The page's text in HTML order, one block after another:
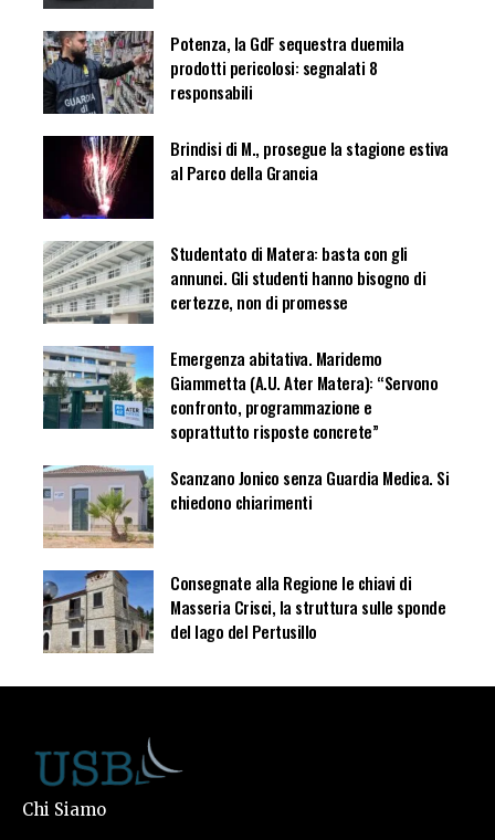
Potenza, la GdF sequestra duemila
prodotti pericolosi: segnalati 8
responsabili
Brindisi di M., prosegue la stagione estiva
al Parco della Grancia
Studentato di Matera: basta con gli
annunci. Gli studenti hanno bisogno di
certezze, non di promesse
Emergenza abitativa. Maridemo
Giammetta (A.U. Ater Matera): “Servono
confronto, programmazione e
soprattutto risposte concrete”
Scanzano Jonico senza Guardia Medica. Si
chiedono chiarimenti
Consegnate alla Regione le chiavi di
Masseria Crisci, la struttura sulle sponde
del lago del Pertusillo
Chi Siamo